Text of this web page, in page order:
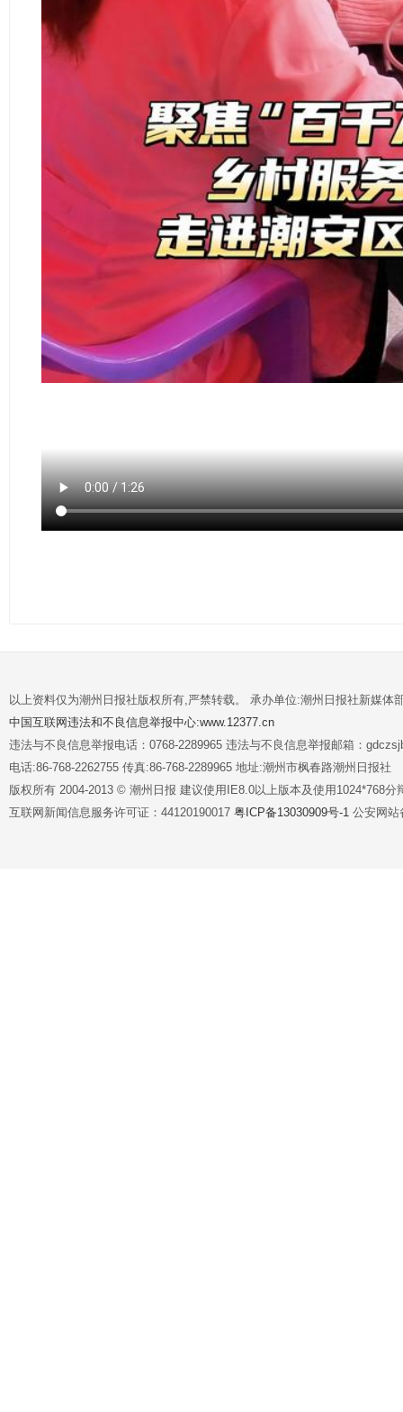
以上资料仅为潮州日报社版权所有,严禁转载。 承办单位:潮州日报社新媒体
中国互联网违法和不良信息举报中心:www.12377.cn
违法与不良信息举报电话：0768-2289965 违法与不良信息举报邮箱：
电话:86-768-2262755 传真:86-768-2289965 地址:潮州市枫春路潮州日报社
版权所有 2004-2013 © 潮州日报 建议使用IE8.0以上版本及使用1024*768分
互联网新闻信息服务许可证：44120190017 粤ICP备13030909号-1 公安网站